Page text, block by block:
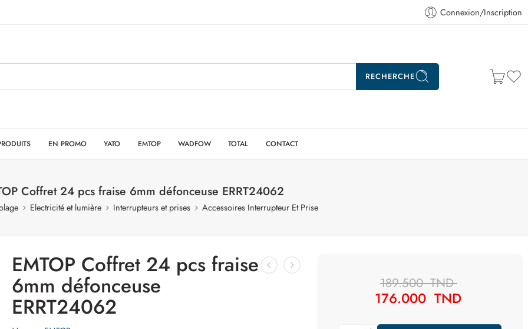
Connexion/Inscription
RECHERCHE
EN PROMO YATO EMTOP WADFOW TOTAL CONTACT
Coffret 24 pcs fraise 6mm défonceuse ERRT24062
Electricité et lumière Interrupteurs et prises Accessoires Interrupteur Et Prise
EMTOP Coffret 24 pcs fraise
6mm défonceuse
ERRT24062
189.500TND
176.000 TND